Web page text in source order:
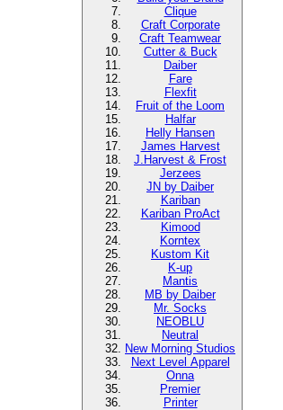
Clique
Craft Corporate
Craft Teamwear
Cutter & Buck
Daiber
Fare
Flexfit
Fruit of the Loom
Halfar
Helly Hansen
James Harvest
J.Harvest & Frost
Jerzees
JN by Daiber
Kariban
Kariban ProAct
Kimood
Korntex
Kustom Kit
K-up
Mantis
MB by Daiber
Mr. Socks
NEOBLU
Neutral
New Morning Studios
Next Level Apparel
Onna
Premier
Printer